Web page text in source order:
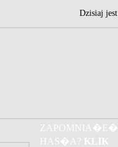
Dzisiaj jest
ZAPOMNIA�E�
HAS�A? KLIK